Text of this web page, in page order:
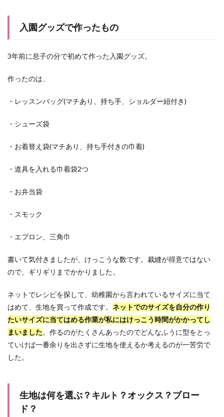
入園グッズで作ったもの
3年前に息子の分で初めて作った入園グッズ。
作ったのは、
・レッスンバッグ(マチあり、持ち手、ショルダー紐付き)
・シューズ袋
・お着替え袋(マチあり、持ち手付きの巾着)
・道具を入れる巾着袋2つ
・お弁当袋
・スモック
・エプロン、三角巾
書いて気付きましたが、けっこうな数です。裁縫が得意ではない
ので、ギリギリまでかかりました。
ネットでレシピを探して、幼稚園から言われているサイズに当て
はめて、生地を買って作成です。 ネットでのサイズを自分の作り
たいサイズに当てはめる作業が私にはけっこう時間がかかってし
まいました。作るのがたくさんあったのでどんなふうに型をとっ
ていけば一番余りを出さずに生地を使えるか考えるのが一苦労で
した。
生地は何を選ぶ？キルト？オックス？ブロー
ド？